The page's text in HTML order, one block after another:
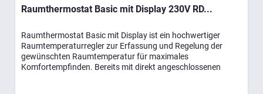
Raumthermostat Basic mit Display 230V RD...
Raumthermostat Basic mit Display ist ein hochwertiger
Raumtemperaturregler zur Erfassung und Regelung der
gewünschten Raumtemperatur für maximales
Komfortempfinden. Bereits mit direkt angeschlossenen